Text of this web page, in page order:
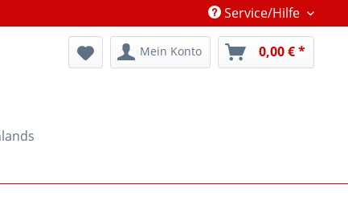
Service/Hilfe
Mein Konto 0,00 € *